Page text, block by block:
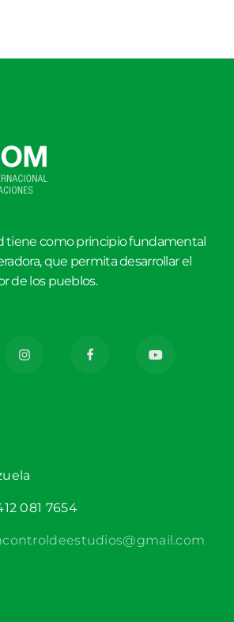
tiene como principio fundamental
que permita desarrollar el
de los pueblos.
081 7654